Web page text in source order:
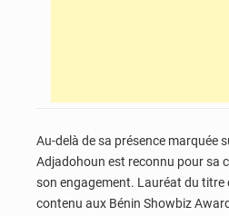
Au-delà de sa présence marquée
Adjadohoun est reconnu pour sa
son engagement. Lauréat du titre
contenu aux Bénin Showbiz